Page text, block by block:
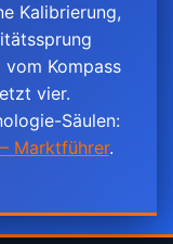
Kalibrierung,
Kompass
vier.
Säulen:
Marktführer.